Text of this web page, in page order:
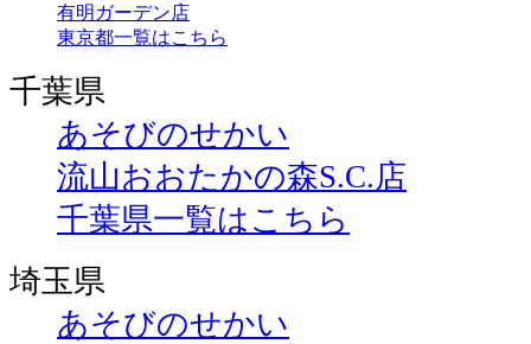
有明ガーデン店
東京都一覧はこちら
千葉県
あそびのせかい
流山おおたかの森S.C.店
千葉県一覧はこちら
埼玉県
あそびのせかい